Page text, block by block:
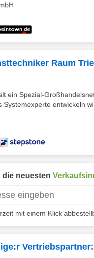
Raum
ein Spezial-
Systemexperte entwickeln
die neuesten
mit einem Klick